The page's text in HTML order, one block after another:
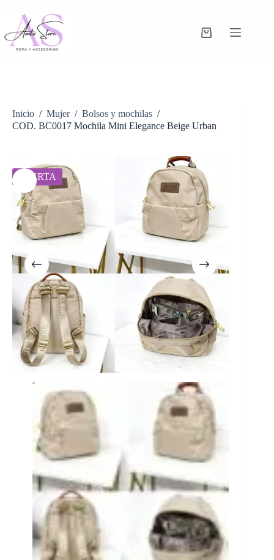
contenido
Carro
Inicio / Mujer / Bolsos y mochilas /
COD. BC0017 Mochila Mini Elegance Beige Urban
OFERTA